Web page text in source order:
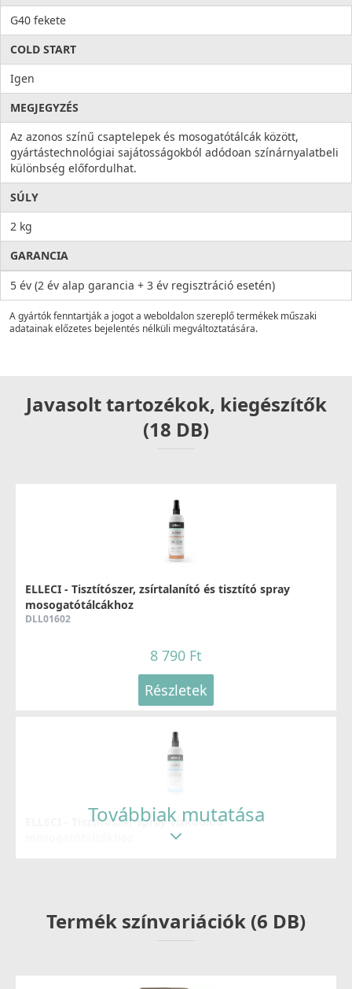
G40 fekete
COLD START
Igen
MEGJEGYZÉS
Az azonos színű csaptelepek és mosogatótálcák között,
gyártástechnológiai sajátosságokból adódoan színárnyalatbeli
különbség előfordulhat.
SÚLY
2 kg
GARANCIA
5 év (2 év alap garancia + 3 év regisztráció esetén)
A gyártók fenntartják a jogot a weboldalon szereplő termékek műszaki
adatainak előzetes bejelentés nélküli megváltoztatására.
Javasolt tartozékok, kiegészítők
(18 DB)
ELLECI - Tisztítószer, zsírtalanító és tisztító spray
mosogatótálcákhoz
DLL01602
8 790 Ft
Részletek
ELLECI - Tisztítószer spray vízkőoldó
Részletek
Továbbiak mutatása
Termék színvariációk (6 DB)